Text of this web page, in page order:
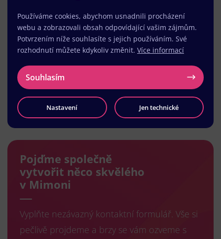
Načíst další
Pojďme společně
vytvořit něco skvělého
v Mimoni
Vyplňte nezávazný kontaktní formulář. Vše si
pečlivě projdeme a brzy se vám ozveme s
Používáme cookies, abychom usnadnili procházení
webu a zobrazovali obsah odpovídající vašim zájmům.
Potvrzením níže souhlasíte s jejich používáním. Své
rozhodnutí můžete kdykoliv změnit. Více informací
Souhlasím
Nastavení Jen technické